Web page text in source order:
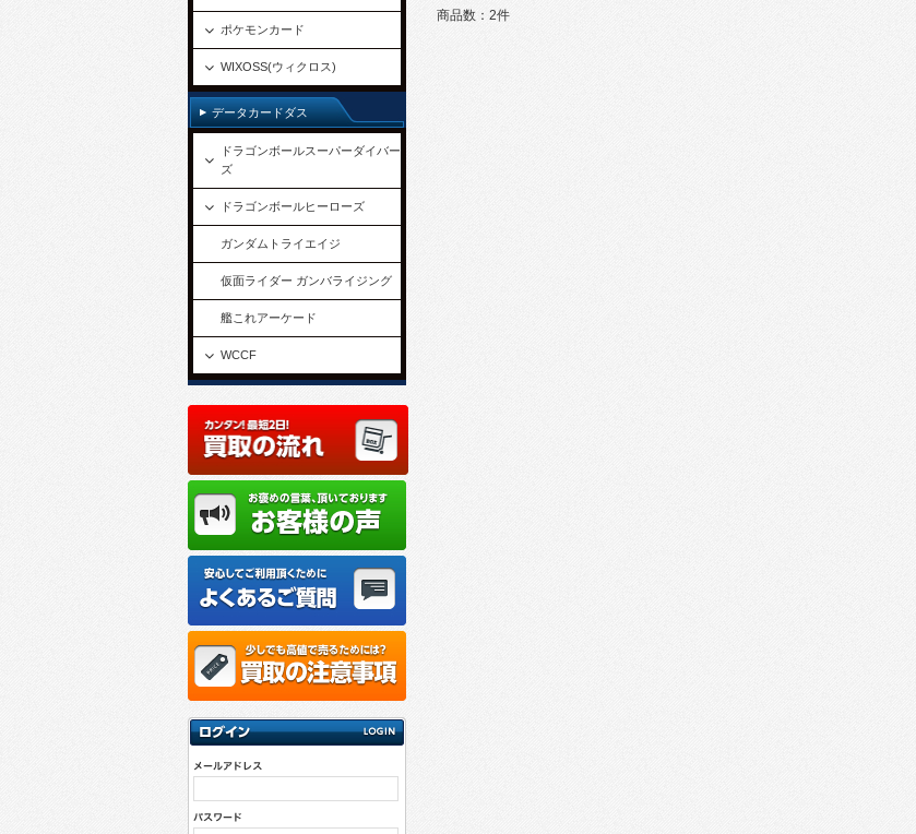
商品数：2件
ポケモンカード
WIXOSS(ウィクロス)
データカードダス
ドラゴンボールスーパーダイバー
ズ
ドラゴンボールヒーローズ
ガンダムトライエイジ
仮面ライダー ガンバライジング
艦これアーケード
WCCF